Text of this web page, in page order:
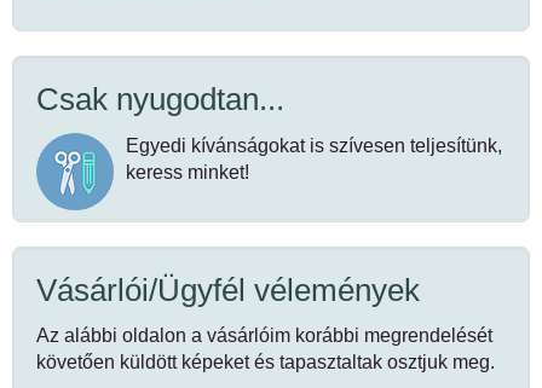
Csak nyugodtan...
Egyedi kívánságokat is szívesen teljesítünk,
keress minket!
Vásárlói/Ügyfél vélemények
Az alábbi oldalon a vásárlóim korábbi megrendelését
követően küldött képeket és tapasztaltak osztjuk meg.